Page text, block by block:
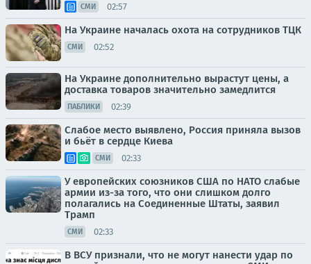
СМИ 02:57
На Украине началась охота на сотрудников ТЦК
СМИ 02:52
На Украине дополнительно вырастут цены, а
доставка товаров значительно замедлится
ПАБЛИКИ 02:39
Слабое место выявлено, Россия приняла вызов
и бьёт в сердце Киева
СМИ 02:33
У европейских союзников США по НАТО слабые
армии из-за того, что они слишком долго
полагались на Соединенные Штаты, заявил
Трамп
СМИ 02:33
В ВСУ признали, что не могут нанести удар по